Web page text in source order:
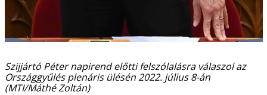
Szijjártó Péter napirend előtti felszólalásra válaszol az
Országgyűlés plenáris ülésén 2022. július 8-án
(MTI/Máthé Zoltán)